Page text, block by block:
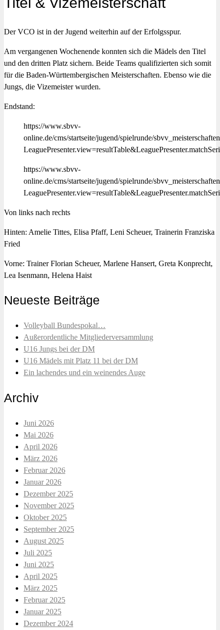
Der VCO ist in der Jugend weiterhin auf der Erfolgsspur.
Am vergangenen Wochenende konnten sich die Mädels den Titel
und den dritten Platz sichern. Beide Teams qualifizierten sich somit
für die Baden-Württembergischen Meisterschaften. Ebenso wie die
Jungs, die Vizemeister wurden.
Endstand:
https://www.sbvv-
online.de/cms/startseite/jugend/spielrunde/
https://www.sbvv-
online.de/cms/startseite/jugend/spielrunde/
Von links nach rechts
Hinten: Amelie Tittes, Elisa Pfaff, Leni Scheuer, Trainerin Franziska
Fried
Vorne: Trainer Florian Scheuer, Marlene Hansert, Greta Konprecht,
Lea Isenmann, Helena Haist
Neueste Beiträge
Volleyball Bundespokal…
Außerordentliche Mitgliederversammlung
U16 Jungs bei der DM
U16 Mädels mit Platz 11 bei der DM
Ein lachendes und ein weinendes Auge
Archiv
Juni 2026
Mai 2026
April 2026
März 2026
Februar 2026
Januar 2026
Dezember 2025
November 2025
Oktober 2025
September 2025
August 2025
Juli 2025
Juni 2025
April 2025
März 2025
Februar 2025
Januar 2025
Dezember 2024